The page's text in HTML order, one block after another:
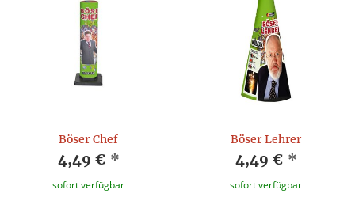
Böser Chef
4,49 € *
sofort verfügbar
Böser Lehrer
4,49 € *
sofort verfügbar